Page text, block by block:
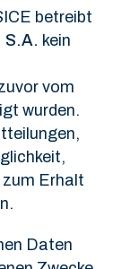
betreibt
S.A. kein
vom
wurden.
Erhalt
Daten